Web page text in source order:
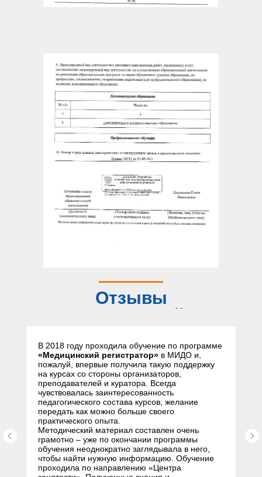
Отзывы
слушателей
В 2018 году проходила обучение по программе
«Медицинский регистратор» в МИДО и,
пожалуй, впервые получила такую поддержку
на курсах со стороны организаторов,
преподавателей и куратора. Всегда
чувствовалась заинтересованность
педагогического состава курсов, желание
передать как можно больше своего
практического опыта.
Методический материал составлен очень
грамотно – уже по окончании программы
обучения неоднократно заглядывала в него,
чтобы найти нужную информацию. Обучение
проходила по направлению «Центра